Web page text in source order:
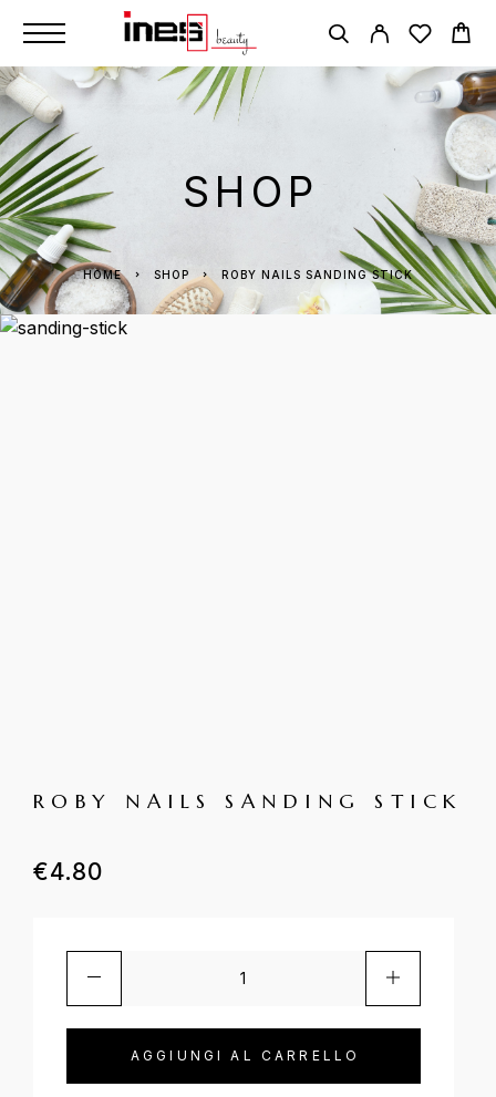
SHOP
HOME SHOP ROBY NAILS SANDING STICK
ROBY NAILS SANDING STICK
€4.80
AGGIUNGI AL CARRELLO